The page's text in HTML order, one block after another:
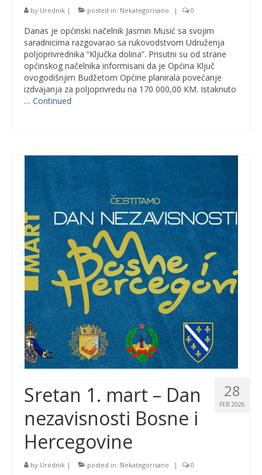
by Urednik | posted in: Nekategorisano | 0
Danas je općinski načelnik Jasmin Musić sa svojim
saradnicima razgovarao sa rukovodstvom Udruženja
poljoprivrednika “Ključka dolina”. Prisutni su od strane
općinskog načelnika informisani da je Općina Ključ
ovogodišnjim Budžetom Općine planirala povećanje
izdvajanja za poljoprivredu na 170 000,00 KM. Istaknuto
… Continued
28
FEB 2026
Sretan 1. mart – Dan
nezavisnosti Bosne i
Hercegovine
by Urednik | posted in: Nekategorisano | 0